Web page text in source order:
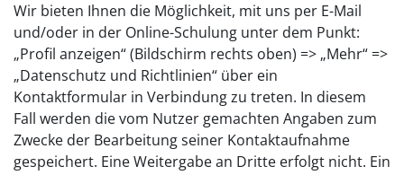
Wir bieten Ihnen die Möglichkeit, mit uns per E-Mail
und/oder in der Online-Schulung unter dem Punkt:
„Profil anzeigen“ (Bildschirm rechts oben) => „Mehr“ =>
„Datenschutz und Richtlinien“ über ein
Kontaktformular in Verbindung zu treten. In diesem
Fall werden die vom Nutzer gemachten Angaben zum
Zwecke der Bearbeitung seiner Kontaktaufnahme
gespeichert. Eine Weitergabe an Dritte erfolgt nicht. Ein